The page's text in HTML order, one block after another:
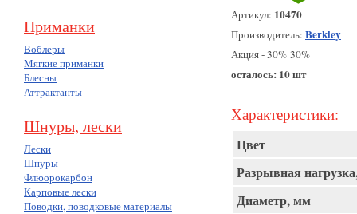
Приманки
Воблеры
Мягкие приманки
Блесны
Аттрактанты
Шнуры, лески
Лески
Шнуры
Флюорокарбон
Карповые лески
Поводки, поводковые материалы
Артикул: 10470
Производитель: Berkley
Акция - 30% 30%
осталось: 10 шт
Характеристики:
Цвет
Разрывная
Диаметр, мм